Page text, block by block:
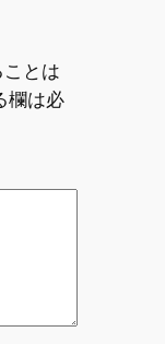
とは
欄は必